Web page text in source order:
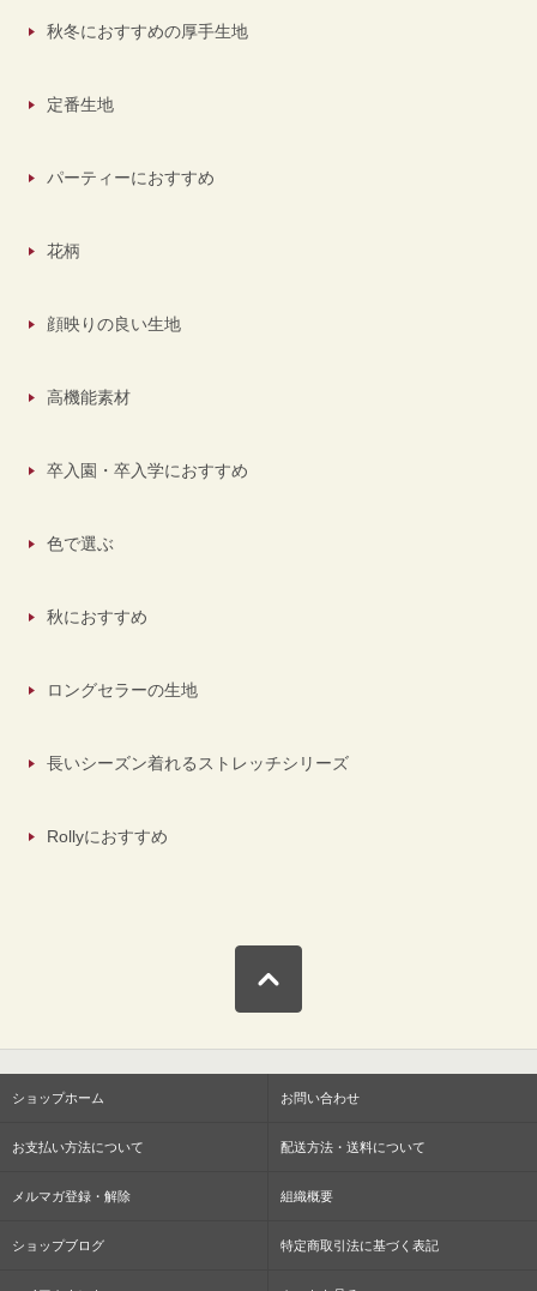
秋冬におすすめの厚手生地
定番生地
パーティーにおすすめ
花柄
顔映りの良い生地
高機能素材
卒入園・卒入学におすすめ
色で選ぶ
秋におすすめ
ロングセラーの生地
長いシーズン着れるストレッチシリーズ
Rollyにおすすめ
ショップホーム お問い合わせ
お支払い方法について 配送方法・送料について
メルマガ登録・解除 組織概要
ショップブログ 特定商取引法に基づく表記